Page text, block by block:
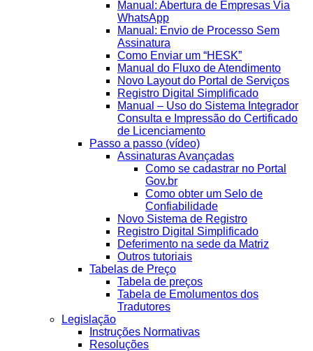
Manual: Abertura de Empresas Via
WhatsApp
Manual: Envio de Processo Sem
Assinatura
Como Enviar um “HESK”
Manual do Fluxo de Atendimento
Novo Layout do Portal de Serviços
Registro Digital Simplificado
Manual – Uso do Sistema Integrador
Consulta e Impressão do Certificado
de Licenciamento
Passo a passo (vídeo)
Assinaturas Avançadas
Como se cadastrar no Portal
Gov.br
Como obter um Selo de
Confiabilidade
Novo Sistema de Registro
Registro Digital Simplificado
Deferimento na sede da Matriz
Outros tutoriais
Tabelas de Preço
Tabela de preços
Tabela de Emolumentos dos
Tradutores
Legislação
Instruções Normativas
Resoluções